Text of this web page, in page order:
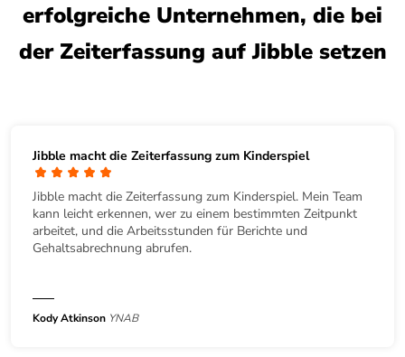
erfolgreiche Unternehmen, die bei
der Zeiterfassung auf Jibble setzen
Jibble macht die Zeiterfassung zum Kinderspiel
Jibble macht die Zeiterfassung zum Kinderspiel. Mein Team
kann leicht erkennen, wer zu einem bestimmten Zeitpunkt
arbeitet, und die Arbeitsstunden für Berichte und
Gehaltsabrechnung abrufen.
Kody Atkinson YNAB